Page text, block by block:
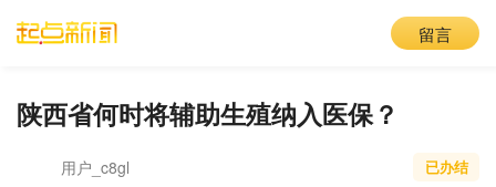
留言
陕西省何时将辅助生殖纳入医保？
用户_c8gl 已办结